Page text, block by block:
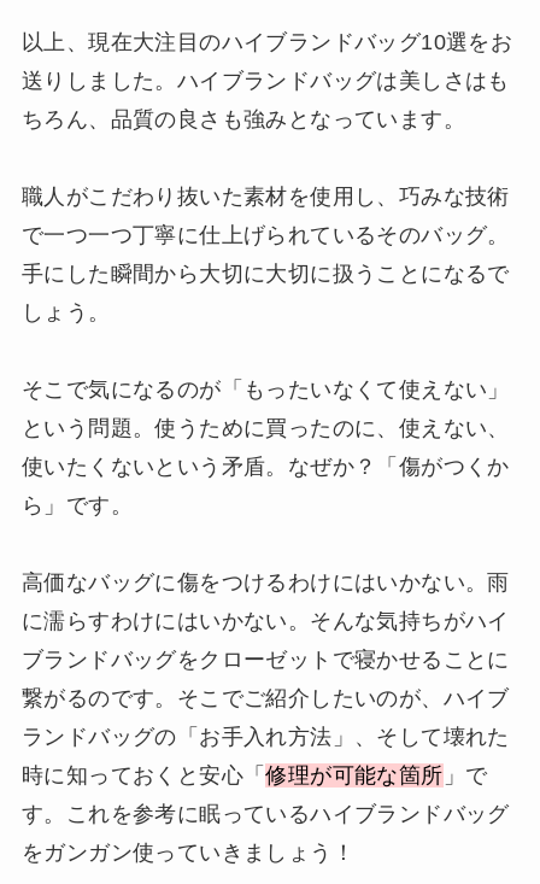
以上、現在大注目のハイブランドバッグ10選をお
送りしました。ハイブランドバッグは美しさはも
ちろん、品質の良さも強みとなっています。
職人がこだわり抜いた素材を使用し、巧みな技術
で一つ一つ丁寧に仕上げられているそのバッグ。
手にした瞬間から大切に大切に扱うことになるで
しょう。
そこで気になるのが「もったいなくて使えない」
という問題。使うために買ったのに、使えない、
使いたくないという矛盾。なぜか？「傷がつくか
ら」です。
高価なバッグに傷をつけるわけにはいかない。雨
に濡らすわけにはいかない。そんな気持ちがハイ
ブランドバッグをクローゼットで寝かせることに
繋がるのです。そこでご紹介したいのが、ハイブ
ランドバッグの「お手入れ方法」、そして壊れた
時に知っておくと安心「修理が可能な箇所 」で
す。これを参考に眠っているハイブランドバッグ
をガンガン使っていきましょう！